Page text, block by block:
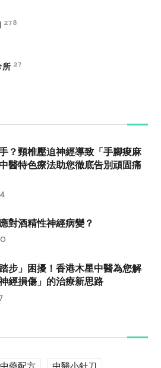
278
27
？頸椎壓迫神經導致「手腳痠麻
醫特色療法助您徹底告別頑固痛
對酒精性神經病變？
步」困擾！香港木星中醫為您解
經損傷」的治療新思路